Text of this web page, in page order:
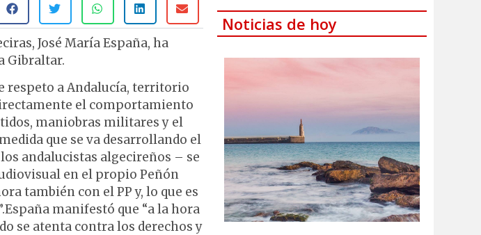
José María España, ha
Gibraltar.
respeto a Andalucía, territorio
el comportamiento
maniobras militares y el
que se va desarrollando el
andalucistas algecireños – se
en el propio Peñón
también con el PP y, lo que es
manifestó que “a la hora
se atenta contra los derechos y
Noticias de hoy